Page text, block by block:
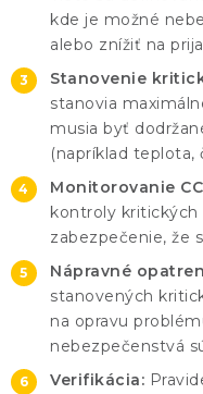
kde je možné
alebo znížiť na
Stanovenie
stanovia
musia byť
(napríklad teplota,
Monitorovanie
kontroly
zabezpečenie, že
Nápravné
stanovených
na opravu
nebezpečenstvá
Verifikácia: